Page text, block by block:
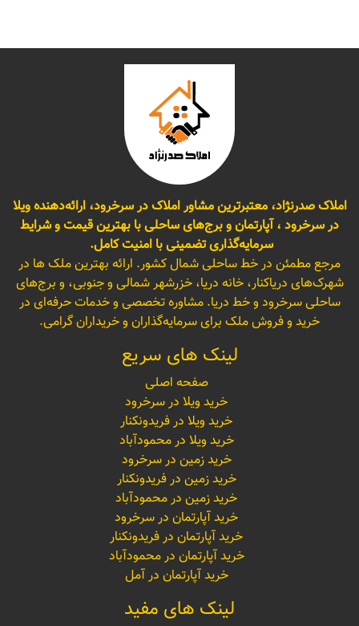
املاک صدرنژاد، معتبرترین مشاور املاک در سرخرود، ارائه‌دهنده ویلا
در سرخرود ، آپارتمان و برج‌های ساحلی با بهترین قیمت و شرایط
سرمایه‌گذاری تضمینی با امنیت کامل.
مرجع مطمئن در خط ساحلی شمال کشور. ارائه بهترین ملک ها در
شهرک‌های دریاکنار، خانه دریا، خزرشهر شمالی و جنوبی، و برج‌های
ساحلی سرخرود و خط دریا. مشاوره تخصصی و خدمات حرفه‌ای در
خرید و فروش ملک برای سرمایه‌گذاران و خریداران گرامی.
لینک های سریع
صفحه اصلی
خرید ویلا در سرخرود
خرید ویلا در فریدونکنار
خرید ویلا در محمودآباد
خرید زمین در سرخرود
خرید زمین در فریدونکنار
خرید زمین در محمودآباد
خرید آپارتمان در سرخرود
خرید آپارتمان در فریدونکنار
خرید آپارتمان در محمودآباد
خرید آپارتمان در آمل
لینک های مفید